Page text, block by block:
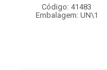
Código: 41483
Embalagem: UN\1